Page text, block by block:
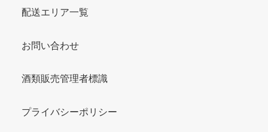
配送エリア一覧
お問い合わせ
酒類販売管理者標識
プライバシーポリシー